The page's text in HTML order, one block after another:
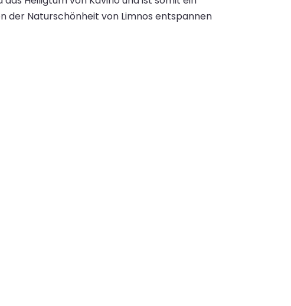
der Naturschönheit von Limnos entspannen